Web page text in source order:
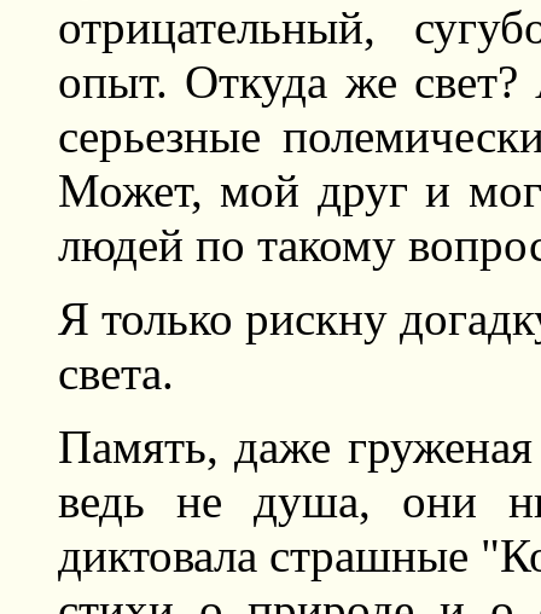
отрицательный,
опыт. Откуда же
серьезные
Может, мой друг и
людей по такому
Я только рискну
света.
Память, даже
ведь не душа, они
диктовала страшные